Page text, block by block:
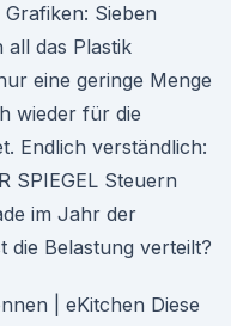
Sieben
all das Plastik
eine geringe Menge
wieder für die
Endlich verständlich:
SPIEGEL Steuern
im Jahr der
die Belastung verteilt?
| eKitchen Diese